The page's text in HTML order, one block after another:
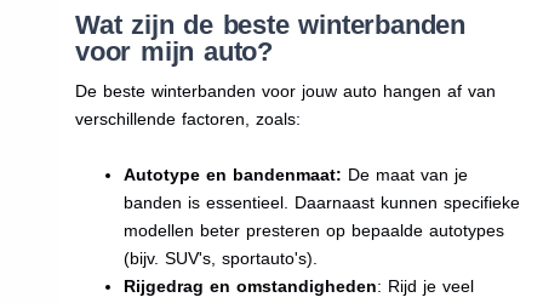
Wat zijn de beste winterbanden
voor mijn auto?
De beste winterbanden voor jouw auto hangen af van
verschillende factoren, zoals:
Autotype en bandenmaat: De maat van je
banden is essentieel. Daarnaast kunnen specifieke
modellen beter presteren op bepaalde autotypes
(bijv. SUV's, sportauto's).
Rijgedrag en omstandigheden: Rijd je veel